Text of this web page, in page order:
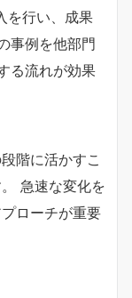
を行い、成果
事例を他部門
る流れが効果
階に活かすこ
急速な変化を
ローチが重要